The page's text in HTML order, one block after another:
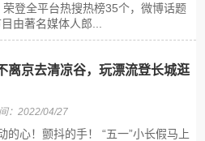
登全平台热搜热榜35个，微博话题
由著名媒体人郎...
离京去清凉谷，玩漂流登长城逛
：2022/04/27
心！颤抖的手！ “五一”小长假马上